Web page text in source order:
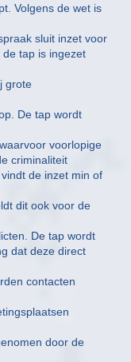
Volgens de wet is
sluit inzet voor
tap is ingezet
grote
De tap wordt
voorlopige
criminaliteit
de inzet min of
dit ook voor de
De tap wordt
dat deze direct
contacten
door de